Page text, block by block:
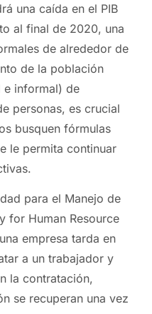
una caída en el PIB
al final de 2020, una
de alrededor de
de la población
e informal) de
personas, es crucial
busquen fórmulas
le permita continuar
para el Manejo de
for Human Resource
empresa tarda en
a un trabajador y
la contratación,
se recuperan una vez